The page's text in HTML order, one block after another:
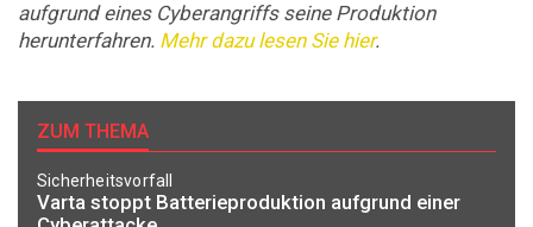
aufgrund eines Cyberangriffs seine Produktion
herunterfahren. Mehr dazu lesen Sie hier.
ZUM THEMA
Sicherheitsvorfall
Varta stoppt Batterieproduktion aufgrund einer